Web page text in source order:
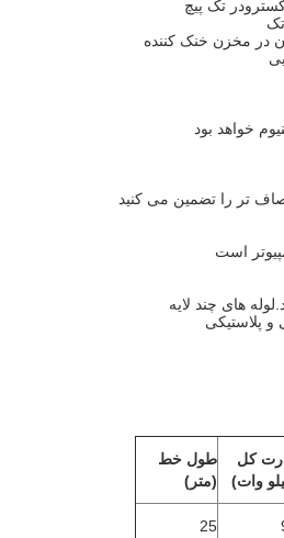
تر را تضمین می کنید
های چند لایه
کل
وات)
طول خط
(متر)
25